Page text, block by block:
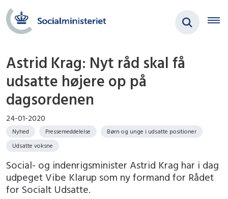
Astrid Krag: Nyt råd skal få
udsatte højere op på
dagsordenen
24-01-2020
Nyhed Pressemeddelelse
Børn og unge i udsatte positioner
Udsatte voksne
Social- og indenrigsminister Astrid Krag har i dag
udpeget Vibe Klarup som ny formand for Rådet
for Socialt Udsatte.